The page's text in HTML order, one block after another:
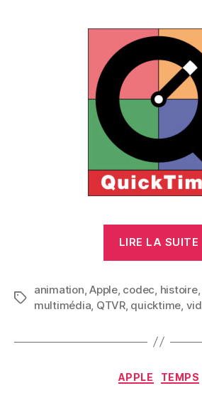
LIRE LA SUITE
Étiquettes
animation ,Apple, codec histoire,
multimédia QTVR, quicktime
APPLE TEMPS